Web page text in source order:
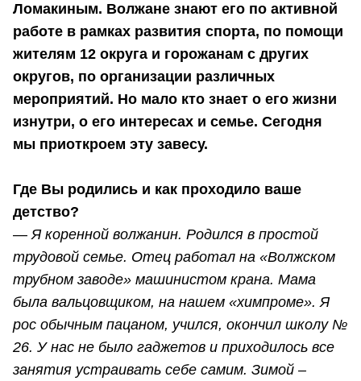
Ломакиным. Волжане знают его по активной
работе в рамках развития спорта, по помощи
жителям 12 округа и горожанам с других
округов, по организации различных
мероприятий. Но мало кто знает о его жизни
изнутри, о его интересах и семье. Сегодня
мы приоткроем эту завесу.
Где Вы родились и как проходило ваше
детство?
—Я коренной волжанин. Родился в простой
трудовой семье. Отец работал на «Волжском
трубном заводе» машинистом крана. Мама
была вальцовщиком, на нашем «химпроме». Я
рос обычным пацаном, учился, окончил школу №
26. У нас не было гаджетов и приходилось все
занятия устраивать себе самим. Зимой –